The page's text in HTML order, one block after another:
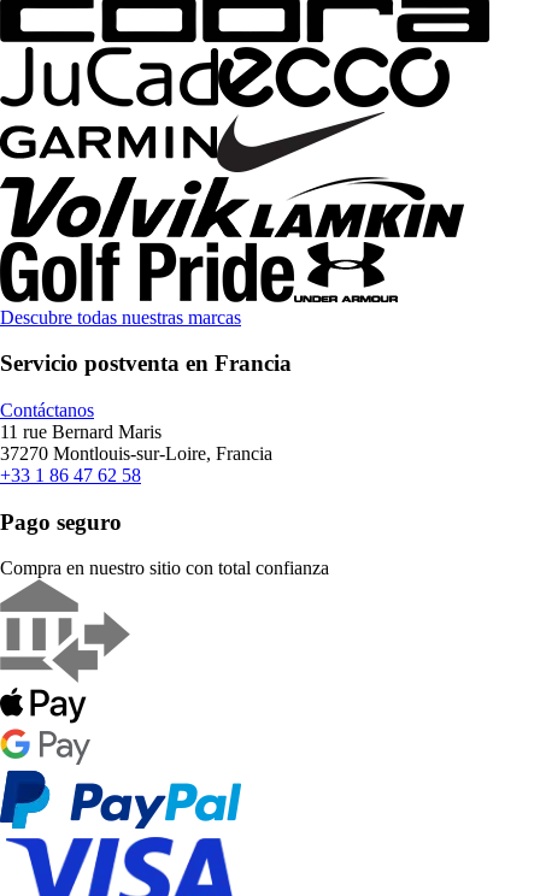
Descubre todas nuestras marcas
Servicio postventa en Francia
Contáctanos
11 rue Bernard Maris
37270 Montlouis-sur-Loire, Francia
+33 1 86 47 62 58
Pago seguro
Compra en nuestro sitio con total confianza